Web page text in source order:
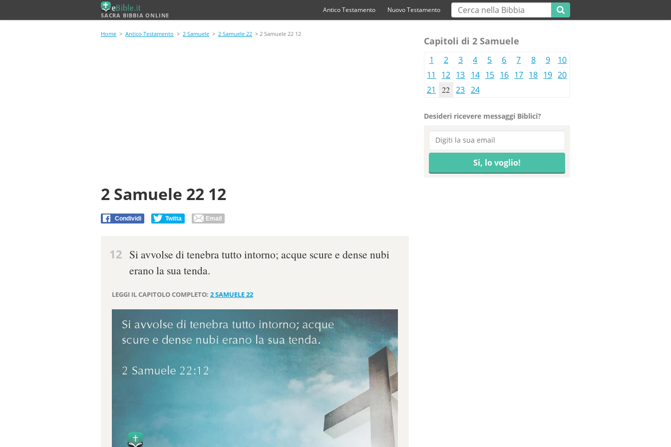
SACRA BIBBIA ONLINE
Antico Testamento Nuovo Testamento
Home > Antico Testamento > 2 Samuele > 2 Samuele 22 > 2 Samuele 22 12
2 Samuele 22 12
Condividi Twitta Email
12 Si avvolse di tenebra tutto intorno; acque scure e dense nubi
erano la sua tenda.
LEGGI IL CAPITOLO COMPLETO: 2 SAMUELE 22
Capitoli di 2 Samuele
1 2 3 4 5 6 7 8 9
10
11
12 13 14 15 16 17 18 19 20
21
22 23 24
Desideri ricevere messaggi Biblici?